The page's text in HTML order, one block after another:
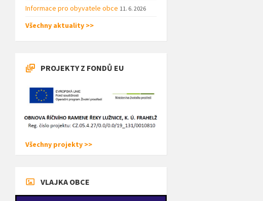
Informace pro obyvatele obce 11. 6. 2026
Všechny aktuality >>
PROJEKTY Z FONDŮ EU
Všechny projekty >>
VLAJKA OBCE